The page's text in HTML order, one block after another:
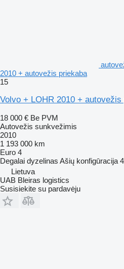
2010 + autovežis priekaba
15
Volvo + LOHR 2010 + autovežis
18 000 € Be PVM
Autovežis sunkvežimis
2010
1 193 000 km
Euro 4
Degalai dyzelinas Ašių konfigūracija
Lietuva
UAB Bleiras logistics
Susisiekite su pardavėju